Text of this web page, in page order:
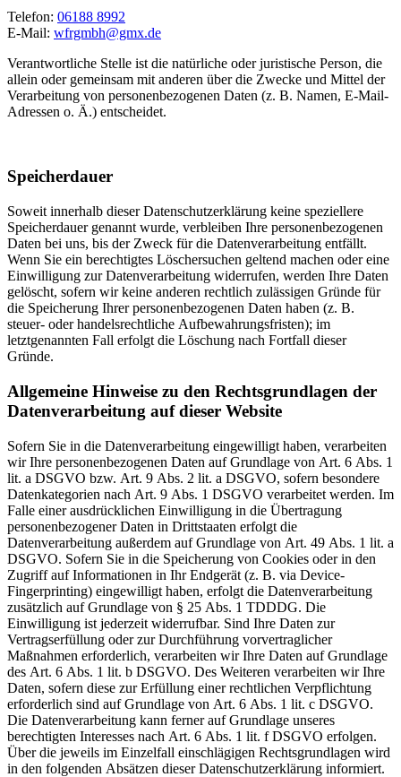
Telefon: 06188 8992
E-Mail: wfrgmbh@gmx.de
Verantwortliche Stelle ist die natürliche oder juristische Person, die
allein oder gemeinsam mit anderen über die Zwecke und Mittel der
Verarbeitung von personenbezogenen Daten (z. B. Namen, E-Mail-
Adressen o. Ä.) entscheidet.
Speicherdauer
Soweit innerhalb dieser Datenschutzerklärung keine speziellere
Speicherdauer genannt wurde, verbleiben Ihre personenbezogenen
Daten bei uns, bis der Zweck für die Datenverarbeitung entfällt.
Wenn Sie ein berechtigtes Löschersuchen geltend machen oder eine
Einwilligung zur Datenverarbeitung widerrufen, werden Ihre Daten
gelöscht, sofern wir keine anderen rechtlich zulässigen Gründe für
die Speicherung Ihrer personenbezogenen Daten haben (z. B.
steuer- oder handelsrechtliche Aufbewahrungsfristen); im
letztgenannten Fall erfolgt die Löschung nach Fortfall dieser
Gründe.
Allgemeine Hinweise zu den Rechtsgrundlagen der
Datenverarbeitung auf dieser Website
Sofern Sie in die Datenverarbeitung eingewilligt haben, verarbeiten
wir Ihre personenbezogenen Daten auf Grundlage von Art. 6 Abs. 1
lit. a DSGVO bzw. Art. 9 Abs. 2 lit. a DSGVO, sofern besondere
Datenkategorien nach Art. 9 Abs. 1 DSGVO verarbeitet werden. Im
Falle einer ausdrücklichen Einwilligung in die Übertragung
personenbezogener Daten in Drittstaaten erfolgt die
Datenverarbeitung außerdem auf Grundlage von Art. 49 Abs. 1 lit. a
DSGVO. Sofern Sie in die Speicherung von Cookies oder in den
Zugriff auf Informationen in Ihr Endgerät (z. B. via Device-
Fingerprinting) eingewilligt haben, erfolgt die Datenverarbeitung
zusätzlich auf Grundlage von § 25 Abs. 1 TDDDG. Die
Einwilligung ist jederzeit widerrufbar. Sind Ihre Daten zur
Vertragserfüllung oder zur Durchführung vorvertraglicher
Maßnahmen erforderlich, verarbeiten wir Ihre Daten auf Grundlage
des Art. 6 Abs. 1 lit. b DSGVO. Des Weiteren verarbeiten wir Ihre
Daten, sofern diese zur Erfüllung einer rechtlichen Verpflichtung
erforderlich sind auf Grundlage von Art. 6 Abs. 1 lit. c DSGVO.
Die Datenverarbeitung kann ferner auf Grundlage unseres
berechtigten Interesses nach Art. 6 Abs. 1 lit. f DSGVO erfolgen.
Über die jeweils im Einzelfall einschlägigen Rechtsgrundlagen wird
in den folgenden Absätzen dieser Datenschutzerklärung informiert.